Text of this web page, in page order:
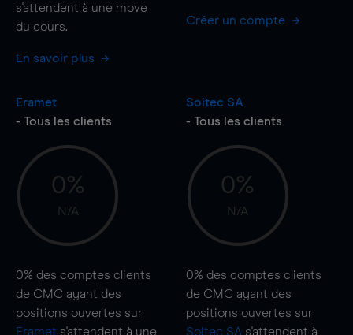
s'attendent à une move
du cours.
En savoir plus
Créer un compte
Eramet
- Tous les clients
0%
N/A
0% des comptes clients
de CMC ayant des
positions ouvertes sur
Eramet s'attendent à une
Soitec SA
- Tous les clients
0%
N/A
0% des comptes clients
de CMC ayant des
positions ouvertes sur
Soitec SA s'attendent à